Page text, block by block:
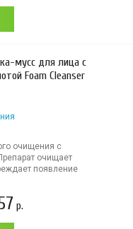
мусс для лица с
Foam Cleanser
очищения с
очищает
появление
р.